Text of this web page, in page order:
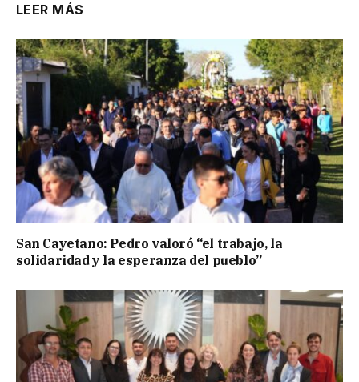
LEER MÁS
San Cayetano: Pedro valoró “el trabajo, la
solidaridad y la esperanza del pueblo”